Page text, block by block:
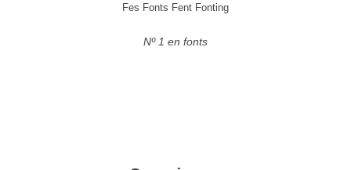
Fes Fonts Fent Fonting
Nº 1 en fonts